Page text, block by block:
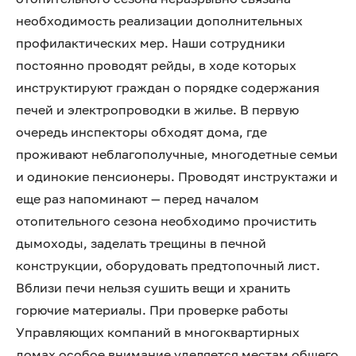
необходимость реализации дополнительных
профилактических мер. Наши сотрудники
постоянно проводят рейды, в ходе которых
инструктируют граждан о порядке содержания
печей и электропроводки в жилье. В первую
очередь инспекторы обходят дома, где
проживают неблагополучные, многодетные семьи
и одинокие пенсионеры. Проводят инструктажи и
еще раз напоминают — перед началом
отопительного сезона необходимо прочистить
дымоходы, заделать трещины в печной
конструкции, оборудовать предтопочный лист.
Вблизи печи нельзя сушить вещи и хранить
горючие материалы. При проверке работы
Управляющих компаний в многоквартирных